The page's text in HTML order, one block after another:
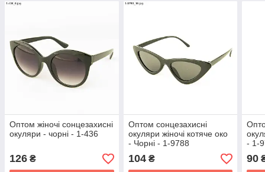
Оптом жіночі сонцезахисні
окуляри - чорні - 1-436
126 ₴
Оптом сонцезахисні
окуляри жіночі котяче око
- Чорні - 1-9788
104₴
- 1-
90